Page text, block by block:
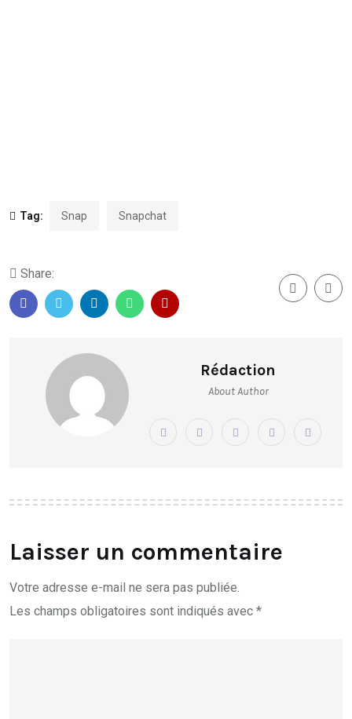
Tag: Snap Snapchat
Share:
Rédaction
About Author
Laisser un commentaire
Votre adresse e-mail ne sera pas publiée.
Les champs obligatoires sont indiqués avec *